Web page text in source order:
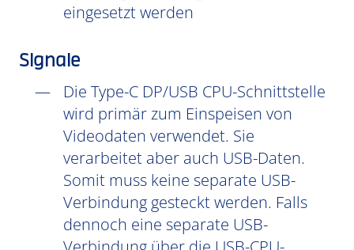
eingesetzt werden
Signale
Die Type-C DP/USB CPU-Schnittstelle
wird primär zum Einspeisen von
Videodaten verwendet. Sie
verarbeitet aber auch USB-Daten.
Somit muss keine separate USB-
Verbindung gesteckt werden. Falls
dennoch eine separate USB-